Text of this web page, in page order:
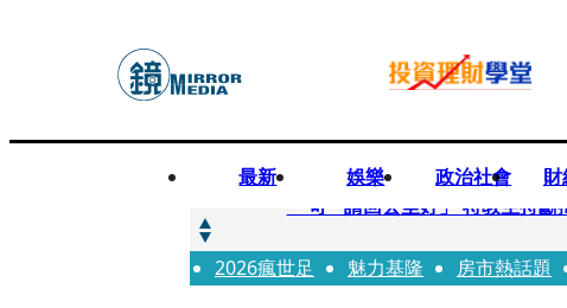
最新 娛樂 政治社會
快訊
一句「請回去坐好」 特教生持
快訊
新聞內幕／員工4月就反映毒油
2026瘋世足 魅力基隆 房市熱話題